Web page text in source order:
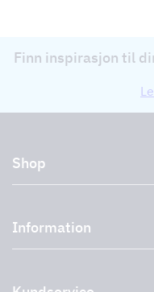
Finn inspirasjon til
Shop
Eksterne vifter
Tilbehør til
Information